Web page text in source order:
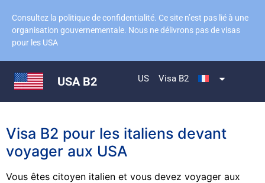
Consultez la politique de confidentialité. Ce site n’est pas lié à une
organisation gouvernementale. Nous ne délivrons pas de visas
pour les USA
USA B2 US Visa B2
Visa B2 pour les italiens devant
voyager aux USA
Vous êtes citoyen italien et vous devez voyager aux